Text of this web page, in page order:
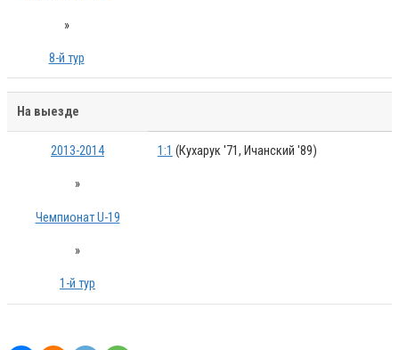
»
8-й тур
На выезде
2013-2014
»
Чемпионат U-19
»
1-й тур
1:1 (Кухарук '71, Ичанский '89)